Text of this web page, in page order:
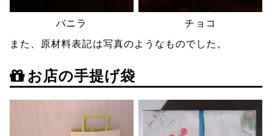
バニラ
チョコ
また、原材料表記は写真のようなものでした。
お店の手提げ袋